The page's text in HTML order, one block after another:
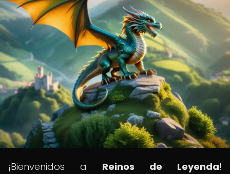
¡Bienvenidos a Reinos de Leyenda!